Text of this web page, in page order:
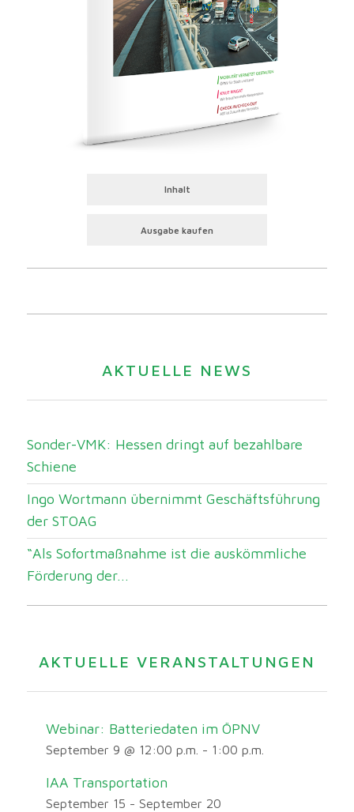
Inhalt
Ausgabe kaufen
AKTUELLE NEWS
Sonder-VMK: Hessen dringt auf bezahlbare
Schiene
Ingo Wortmann übernimmt Geschäftsführung
der STOAG
“Als Sofortmaßnahme ist die auskömmliche
Förderung der...
AKTUELLE VERANSTALTUNGEN
Webinar: Batteriedaten im ÖPNV
September 9 @ 12:00 p.m. - 1:00 p.m.
IAA Transportation
September 15 - September 20